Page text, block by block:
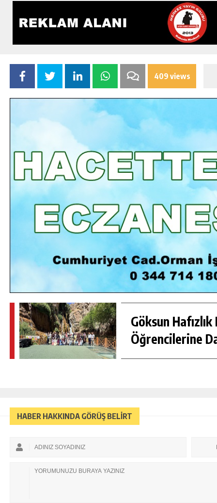
409 views
Göksun Hafızlık
Öğrencilerine
HABER HAKKINDA GÖRÜŞ BELİRT
GÜNLÜK HABER AKIŞI
GÖKSUN HAFIZLIK KIZ KUR’AN KURSU
ÖĞRENCILERINE DARENDE GEZISI.